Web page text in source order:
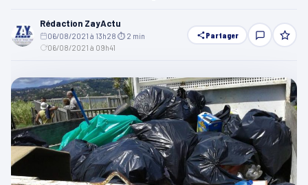
Rédaction ZayActu
06/08/2021 à 13h28 ⏱ 2 min
06/08/2021 à 09h41
Partager